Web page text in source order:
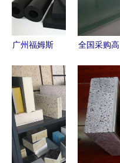
广州福姆斯
橡塑、玻璃
棉与专业外
保护系统的
坚实守护者
全国采购高
璃棉现货促
销火热开
启，河北神
州保温集团
全新发力钢